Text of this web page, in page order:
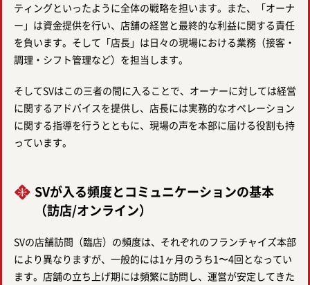
ティングといったように全体の戦略を担います。また、「オーナ
ー」は資金提供を行い、店舗の経営と最終的な利益に関する責任
を負います。そして「店長」は日々の現場における業務（接客・
調理・シフト管理など）を担当します。
そしてSVはこの三者の間に入ることで、オーナーに対しては経営
に関するアドバイスを提供し、店長には実務的なオペレーション
に関する指導を行うとともに、現場の声を本部に届ける役割も持
っています。
SVが入る頻度とコミュニケーションの基本
（訪店/オンライン）
SVの店舗訪問（臨店）の頻度は、それぞれのフランチャイズ本部
により異なりますが、一般的には1ヶ月のうち1〜4回となってい
ます。店舗の立ち上げ期には頻繁に訪問し、運営が安定してきた